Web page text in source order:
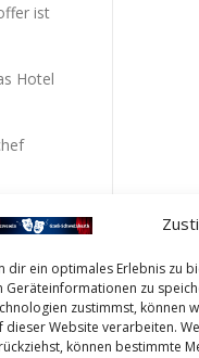
dir ein optimales Erlebnis zu
Geräteinformationen zu
zustimmst, können
dieser Website verarbeiten.
können bestimmte
ist
Hotel
dem